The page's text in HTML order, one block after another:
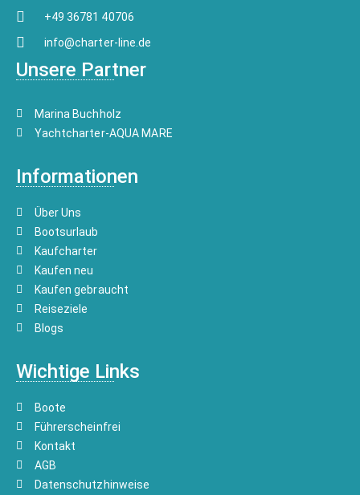
+49 36781 40706
info@charter-line.de
Unsere Partner
Marina Buchholz
Yachtcharter-AQUA MARE
Informationen
Über Uns
Bootsurlaub
Kaufcharter
Kaufen neu
Kaufen gebraucht
Reiseziele
Blogs
Wichtige Links
Boote
Führerscheinfrei
Kontakt
AGB
Datenschutzhinweise